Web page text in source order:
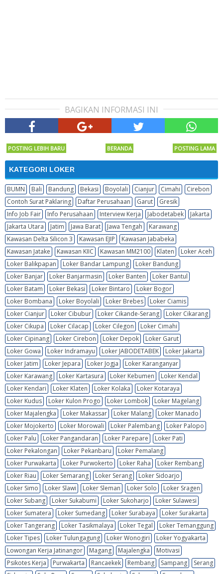
BAGIKAN INFORMASI INI
POSTING LEBIH BARU POSTING LAMA
BERANDA
KATEGORI LOKER
BUMN Bali Bandung Bekasi Boyolali Cianjur Cimahi
Cirebon
Contoh Surat Paklaring
Daftar Perusahaan Garut
Gresik
Info Job Fair
Info Perusahaan Interview Kerja Jabodetabek
Jakarta
Jakarta Utara
Jatim Jawa Barat Jawa Tengah
Karawang
Kawasan Delta Silicon 3
Kawasan EJIP
Kawasan Jababeka
Kawasan Jatake
Kawasan KIIC Kawasan MM2100 Klaten
Loker Aceh
Loker Balikpapan
Loker Bandar Lampung
Loker Bandung
Loker Banjar
Loker Banjarmasin Loker Banten
Loker Bantul
Loker Batam
Loker Bekasi Loker Bintaro
Loker Bogor
Loker Bombana
Loker Boyolali Loker Brebes
Loker Ciamis
Loker Cianjur
Loker Cibubur Loker Cikande-Serang
Loker Cikarang
Loker Cikupa
Loker Cilacap Loker Cilegon
Loker Cimahi
Loker Cipinang
Loker Cirebon Loker Depok
Loker Garut
Loker Gowa
Loker Indramayu Loker JABODETABEK
Loker Jakarta
Loker Jatim
Loker Jepara Loker Jogja
Loker Karanganyar
Loker Karawang
Loker Kartasura Loker Kebumen
Loker Kendal
Loker Kendari
Loker Klaten Loker Kolaka
Loker Kotaraya
Loker Kudus
Loker Kulon Progo Loker Lombok
Loker Magelang
Loker Majalengka
Loker Makassar Loker Malang
Loker Manado
Loker Mojokerto
Loker Morowali Loker Palembang
Loker Palopo
Loker Palu
Loker Pangandaran Loker Parepare
Loker Pati
Loker Pekalongan
Loker Pekanbaru
Loker Pemalang
Loker Purwakarta
Loker Purwokerto Loker Raha
Loker Rembang
Loker Riau
Loker Semarang Loker Serang
Loker Sidoarjo
Loker Simo
Loker Slawi Loker Sleman Loker Solo
Loker Sragen
Loker Subang
Loker Sukabumi Loker Sukoharjo
Loker Sulawesi
Loker Sumatera
Loker Sumedang Loker Surabaya
Loker Surakarta
Loker Tangerang
Loker Tasikmalaya Loker Tegal
Loker Temanggung
Loker Tipes
Loker Tulungagung Loker Wonogiri
Loker Yogyakarta
Lowongan Kerja Jatinangor
Magang Majalengka
Motivasi
Psikotes Kerja
Purwakarta Rancaekek Rembang Sampang
Serang